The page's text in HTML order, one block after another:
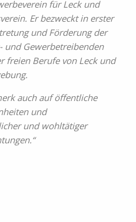
für Leck und
Er bezweckt in erster
und Förderung der
und Gewerbetreibenden
freien Berufe von Leck und
auch auf öffentliche
und
und wohltätiger